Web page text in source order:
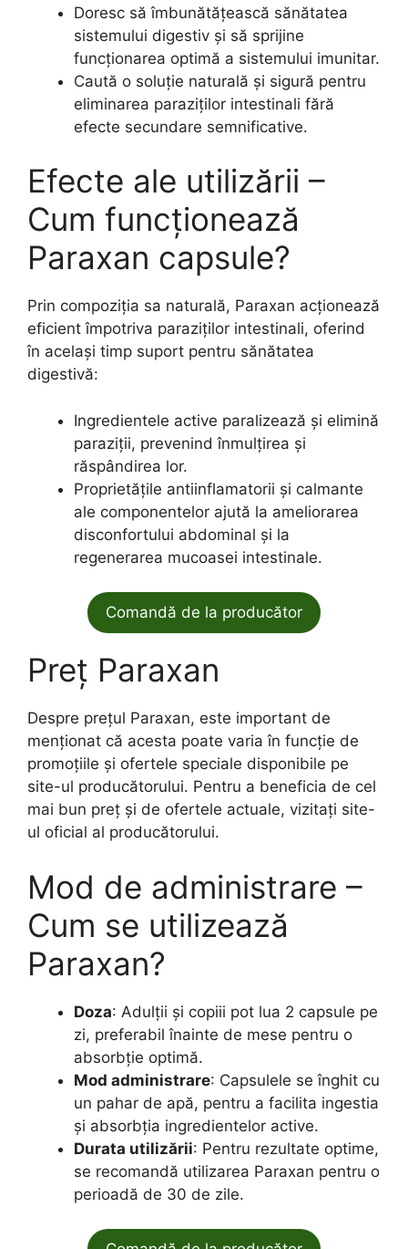
Doresc să îmbunătățească sănătatea
sistemului digestiv și să sprijine
funcționarea optimă a sistemului imunitar.
Caută o soluție naturală și sigură pentru
eliminarea paraziților intestinali fără
efecte secundare semnificative.
Efecte ale utilizării –
Cum funcționează
Paraxan capsule?
Prin compoziția sa naturală, Paraxan acționează
eficient împotriva paraziților intestinali, oferind
în același timp suport pentru sănătatea
digestivă:
Ingredientele active paralizează și elimină
paraziții, prevenind înmulțirea și
răspândirea lor.
Proprietățile antiinflamatorii și calmante
ale componentelor ajută la ameliorarea
disconfortului abdominal și la
regenerarea mucoasei intestinale.
Comandă de la producător
Preț Paraxan
Despre prețul Paraxan, este important de
menționat că acesta poate varia în funcție de
promoțiile și ofertele speciale disponibile pe
site-ul producătorului. Pentru a beneficia de cel
mai bun preț și de ofertele actuale, vizitați site-
ul oficial al producătorului.
Mod de administrare –
Cum se utilizează
Paraxan?
Doza: Adulții și copiii pot lua 2 capsule pe
zi, preferabil înainte de mese pentru o
absorbție optimă.
Mod administrare: Capsulele se înghit cu
un pahar de apă, pentru a facilita ingestia
și absorbția ingredientelor active.
Durata utilizării: Pentru rezultate optime,
se recomandă utilizarea Paraxan pentru o
perioadă de 30 de zile.